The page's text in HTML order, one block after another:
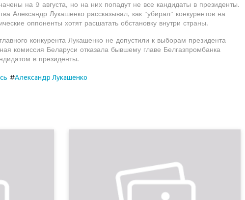
на 9 августа, но на них попадут не все кандидаты в президенты.
Александр Лукашенко рассказывал, как "убирал" конкурентов на
оппоненты хотят расшатать обстановку внутри страны.
конкурента Лукашенко не допустили к выборам президента
комиссия Беларуси отказала бывшему главе Белгазпромбанка
в президенты.
#Александр Лукашенко